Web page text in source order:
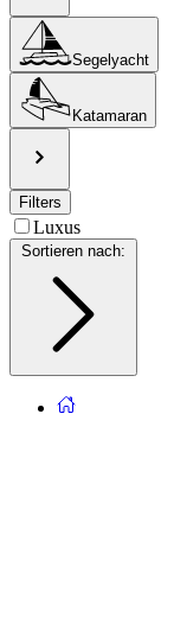
Segelyacht
Katamaran
Filters
Luxus
Sortieren nach